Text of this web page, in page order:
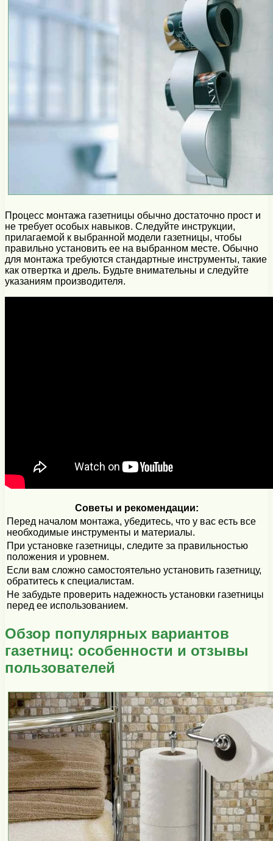
Процесс монтажа газетницы обычно достаточно прост и
не требует особых навыков. Следуйте инструкции,
прилагаемой к выбранной модели газетницы, чтобы
правильно установить ее на выбранном месте. Обычно
для монтажа требуются стандартные инструменты, такие
как отвертка и дрель. Будьте внимательны и следуйте
указаниям производителя.
Советы и рекомендации:
Перед началом монтажа, убедитесь, что у вас есть все
необходимые инструменты и материалы.
При установке газетницы, следите за правильностью
положения и уровнем.
Если вам сложно самостоятельно установить газетницу,
обратитесь к специалистам.
Не забудьте проверить надежность установки газетницы
перед ее использованием.
Обзор популярных вариантов
газетниц: особенности и отзывы
пользователей